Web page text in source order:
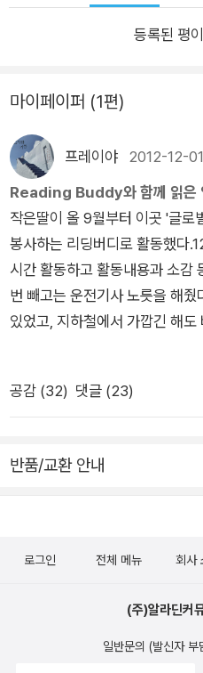
등록된 평
마이페이퍼 (1편)
프레이야 2012-12-01
Reading Buddy와 함께 읽은
작은딸이 올 9월부터 이곳 '글로
봉사하는 리딩버디로 활동했다
시간 활동하고 활동내용과 소감
번 빼고는 운전기사 노릇을 해
있었고, 지하철에서 가깝긴 해도
워 올 때도 있었고 나 먼저 오고
다. 아이들이 너무 활동적이라(
후활동을 했다.도서관에서 짝지
계를 맺고, 다음 주에 읽을 책
게 우선 선택권을 주고 멘토도
던 경험으로 아이들이 집중할
게도 하고, 소품도 활용하게 했
서 복화술도 하고.ㅎㅎ푸우 인
공감 (32) 댓글 (23)
반품/교환 안내
로그인 전체 메뉴 회사
(주)알라딘커
일반문의 (발신자 부